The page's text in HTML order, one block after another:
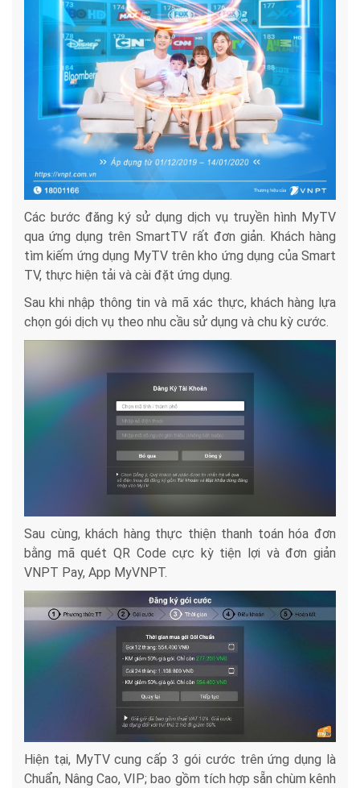
Các bước đăng ký sử dụng dịch vụ truyền hình MyTV
qua ứng dụng trên SmartTV rất đơn giản. Khách hàng
tìm kiếm ứng dụng MyTV trên kho ứng dụng của Smart
TV, thực hiện tải và cài đặt ứng dụng.
Sau khi nhập thông tin và mã xác thực, khách hàng lựa
chọn gói dịch vụ theo nhu cầu sử dụng và chu kỳ cước.
Sau cùng, khách hàng thực thiện thanh toán hóa đơn
bằng mã quét QR Code cực kỳ tiện lợi và đơn giản
VNPT Pay, App MyVNPT.
Hiện tại, MyTV cung cấp 3 gói cước trên ứng dụng là
Chuẩn, Nâng Cao, VIP; bao gồm tích hợp sẵn chùm kênh